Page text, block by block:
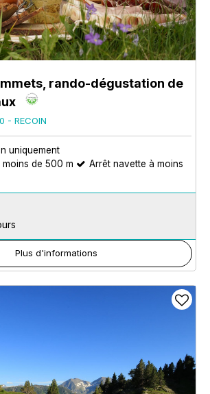
rando-dégustation de
- RECOIN
uniquement
de 500 m
Arrêt navette à moins
Plus d'informations